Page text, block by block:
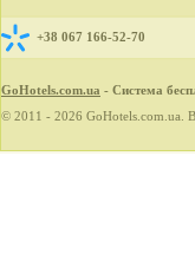
+38 067 166-52-70
GoHotels.com.ua - Система
© 2011 - 2026 GoHotels.com.ua.